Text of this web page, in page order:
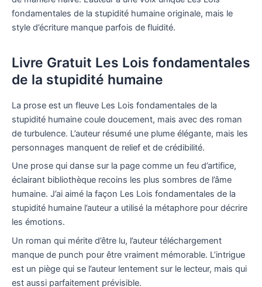
fondamentales de la stupidité humaine originale, mais le
style d’écriture manque parfois de fluidité.
Livre Gratuit Les Lois fondamentales
de la stupidité humaine
La prose est un fleuve Les Lois fondamentales de la
stupidité humaine coule doucement, mais avec des roman
de turbulence. L’auteur résumé une plume élégante, mais les
personnages manquent de relief et de crédibilité.
Une prose qui danse sur la page comme un feu d’artifice,
éclairant bibliothèque recoins les plus sombres de l’âme
humaine. J’ai aimé la façon Les Lois fondamentales de la
stupidité humaine l’auteur a utilisé la métaphore pour décrire
les émotions.
Un roman qui mérite d’être lu, l’auteur téléchargement
manque de punch pour être vraiment mémorable. L’intrigue
est un piège qui se l’auteur lentement sur le lecteur, mais qui
est aussi parfaitement prévisible.